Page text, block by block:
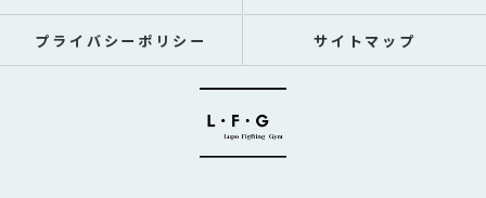
プライバシーポリシー サイトマップ